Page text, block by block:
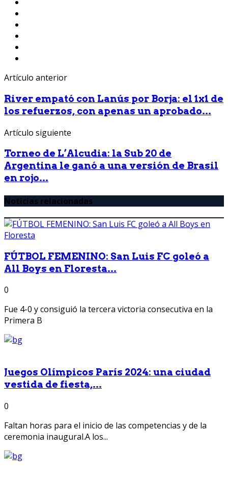
Artículo anterior
River empató con Lanús por Borja: el 1x1 de
los refuerzos, con apenas un aprobado...
Artículo siguiente
Torneo de L’Alcudia: la Sub 20 de
Argentina le ganó a una versión de Brasil
en rojo...
Noticias relacionadas
FÚTBOL FEMENINO: San Luis FC goleó a
All Boys en Floresta...
0
Fue 4-0 y consiguió la tercera victoria consecutiva en la
Primera B
Juegos Olímpicos París 2024: una ciudad
vestida de fiesta,...
0
Faltan horas para el inicio de las competencias y de la
ceremonia inaugural.A los...